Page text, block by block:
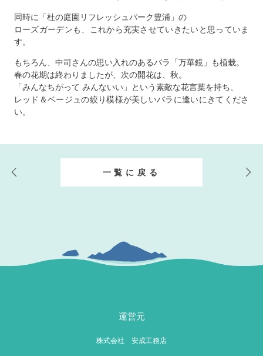
同時に「杜の庭園リフレッシュパーク豊浦」の
ローズガーデンも、これから充実させていきたいと思っていま
す。
もちろん、中司さんの思い入れのあるバラ「万華鏡」も植栽。
春の花期は終わりましたが、次の開花は、秋。
「みんなちがって みんないい」という素敵な花言葉を持ち、
レッド＆ベージュの絞り模様が美しいバラに逢いにきてくださ
い。
一覧に戻る
運営元
株式会社 安成工務店